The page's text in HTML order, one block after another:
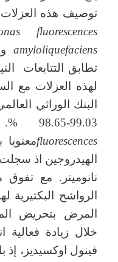
توصيف هذه العزلات
fluorescences
amyloliquefaciens
لهذه العزلات مع
99.03-98.65 %. تفوقت البكتريا
fluorescencesمعنويا
نانوميتر. مع تفوق
الرواشح البكتيرية
المرض بتحريض
خلال زيادة فعالية